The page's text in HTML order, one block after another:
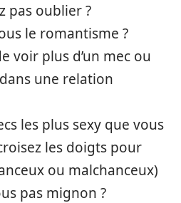
pas oublier ?
le romantisme ?
voir plus d’un mec ou
une relation
les plus sexy que vous
les doigts pour
ou malchanceux)
pas mignon ?